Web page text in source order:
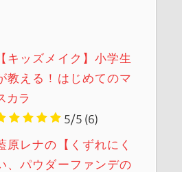
【キッズメイク】小学生
教える！はじめてのマ
カラ
5/5 (6)
原レナの【くずれにく
、パウダーファンデの